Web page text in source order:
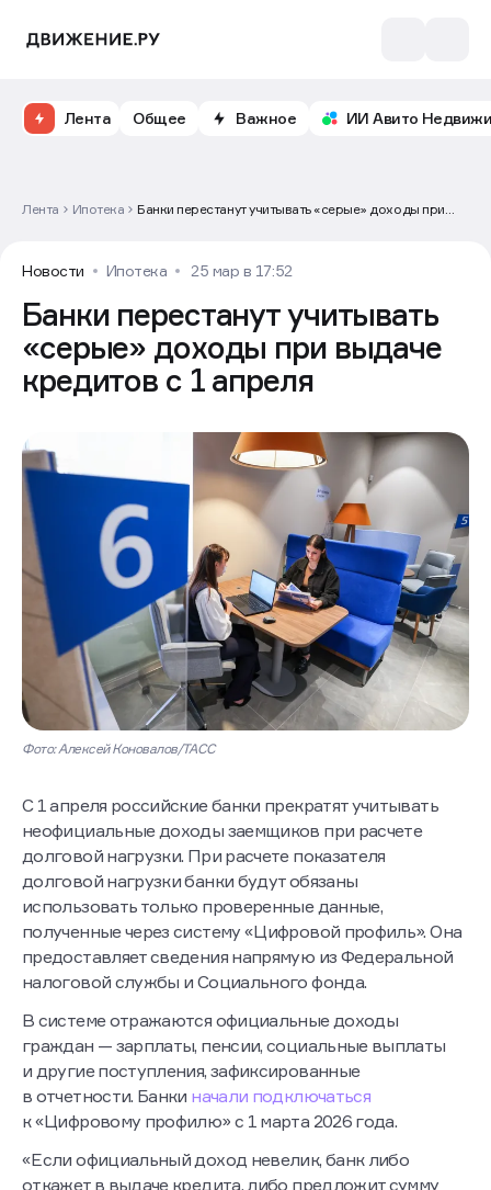
Лента Общее Важное ИИ Авито
Лента Ипотека
Банки перестанут учитывать «серые» доходы при
Новости Ипотека 25 мар в 17:52
Банки перестанут учитывать
«серые» доходы при выдаче
кредитов с 1 апреля
Фото: Алексей Коновалов/ТАСС
С 1 апреля российские банки прекратят учитывать
неофициальные доходы заемщиков при расчете
долговой нагрузки. При расчете показателя
долговой нагрузки банки будут обязаны
использовать только проверенные данные,
полученные через систему «Цифровой профиль». Она
предоставляет сведения напрямую из Федеральной
налоговой службы и Социального фонда.
В системе отражаются официальные доходы
граждан — зарплаты, пенсии, социальные выплаты
и другие поступления, зафиксированные
в отчетности. Банки начали подключаться
к «Цифровому профилю» с 1 марта 2026 года.
«Если официальный доход невелик, банк либо
откажет в выдаче кредита, либо предложит сумму